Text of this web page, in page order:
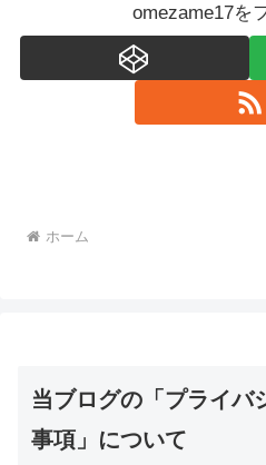
omezame17を
ホーム
当ブログの「プライバ
事項」について